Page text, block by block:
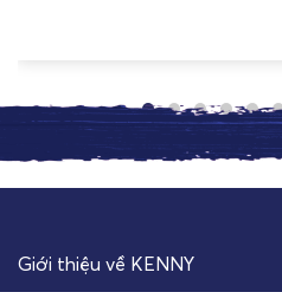
Giới thiệu về KENNY